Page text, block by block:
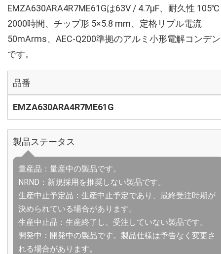
EMZA630ARA4R7ME61Gは63V / 4.7µF、耐久性 105℃
2000時間、チップ形 5×5.8 mm、定格リプル電流
50mArms、AEC-Q200準拠のアルミ小形電解コンデ
です。
品番
EMZA630ARA4R7ME61G
製品ステータス
量産品：量産中の製品です。
NRND：新規採用を推奨しない製品です。
生産中止予定品：生産中止予定であり、最終受注時期が
決められている場合があります。
生産中止品：生産終了し、受注していない製品です。
開発中：開発中の製品です。製品仕様は予告なく変更さ
れる場合があります。